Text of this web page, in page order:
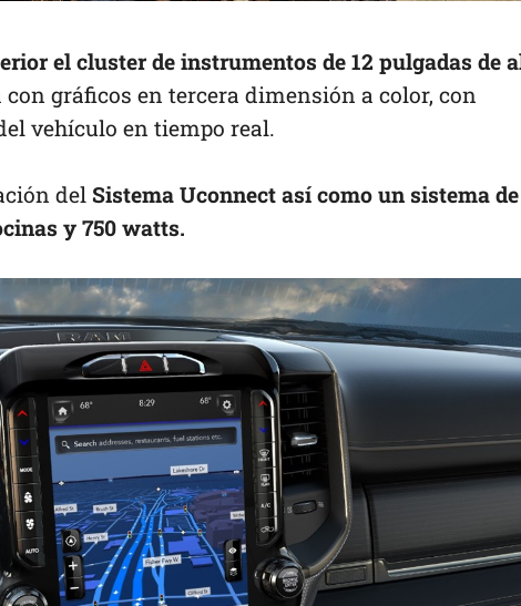
el cluster de instrumentos de 12 pulgadas de
gráficos en tercera dimensión a color, con
vehículo en tiempo real.
del Sistema Uconnect así como un sistema de
y 750 watts.